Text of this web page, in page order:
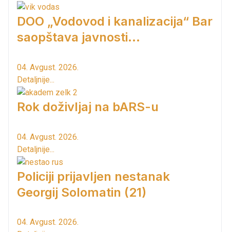
DOO „Vodovod i kanalizacija“ Bar
saopštava javnosti...
04. Avgust. 2026.
Detaljnije...
Rok doživljaj na bARS-u
04. Avgust. 2026.
Detaljnije...
Policiji prijavljen nestanak
Georgij Solomatin (21)
04. Avgust. 2026.